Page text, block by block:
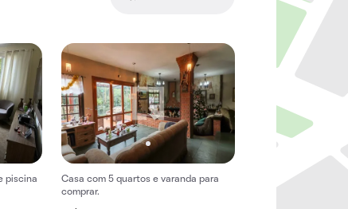
piscina
Casa com 5 quartos e varanda para
comprar.